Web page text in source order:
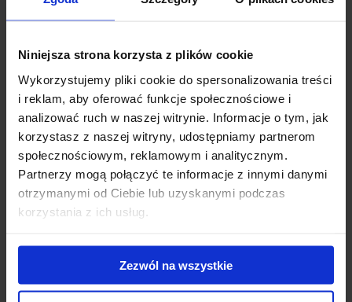
Niniejsza strona korzysta z plików cookie
Wykorzystujemy pliki cookie do spersonalizowania treści
i reklam, aby oferować funkcje społecznościowe i
analizować ruch w naszej witrynie. Informacje o tym, jak
korzystasz z naszej witryny, udostępniamy partnerom
społecznościowym, reklamowym i analitycznym.
Partnerzy mogą połączyć te informacje z innymi danymi
otrzymanymi od Ciebie lub uzyskanymi podczas
korzystania z ich usług.
Zezwól na wszystkie
Bagażnik Thule Evo - stopy Thule Evo Flush Rail +
belki WingBar Evo 118 + kit 186020
bagażnik nowej generacji do samochodów z relingiem zint...
1 240.00 zł